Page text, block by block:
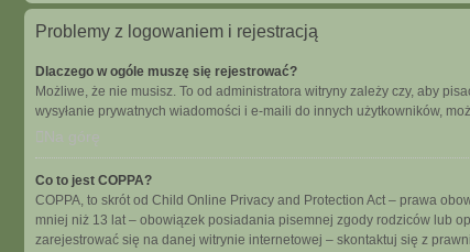
Problemy z logowaniem i rejestracją
Dlaczego w ogóle muszę się rejestrować?
Możliwe, że nie musisz. To od administratora witryny zależy czy, aby
wysyłanie prywatnych wiadomości i e-maili do innych użytkowników,
Na górę
Co to jest COPPA?
COPPA, to skrót od Child Online Privacy and Protection Act – prawa
mniej niż 13 lat – obowiązek posiadania pisemnej zgody rodziców lub
zarejestrować się na danej witrynie internetowej – skontaktuj się z